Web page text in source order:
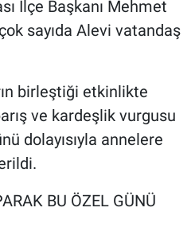
İlçe Başkanı Mehmet
sayıda Alevi vatandaş
birleştiği etkinlikte
ve kardeşlik vurgusu
dolayısıyla annelere
BU ÖZEL GÜNÜ